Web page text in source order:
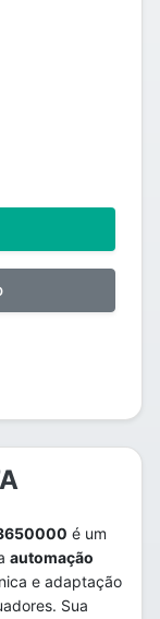
é um
automação
e adaptação
Sua